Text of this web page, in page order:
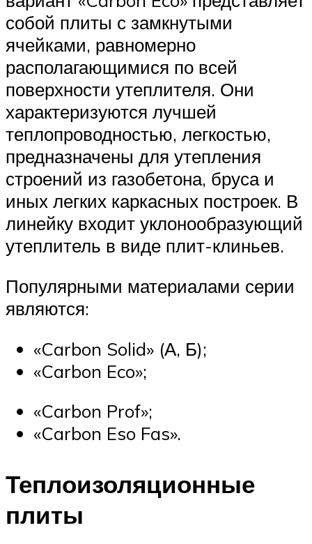
собой плиты с замкнутыми
ячейками, равномерно
располагающимися по всей
поверхности утеплителя. Они
характеризуются лучшей
теплопроводностью, легкостью,
предназначены для утепления
строений из газобетона, бруса и
иных легких каркасных построек. В
линейку входит уклонообразующий
утеплитель в виде плит-клиньев.
Популярными материалами серии
являются:
«Carbon Solid» (А, Б);
«Carbon Eco»;
«Carbon Prof»;
«Carbon Eso Fas».
Теплоизоляционные
плиты